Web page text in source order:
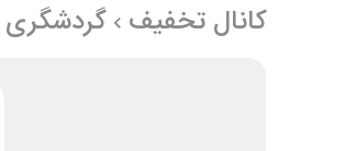
کانال تخفیف گردشگری